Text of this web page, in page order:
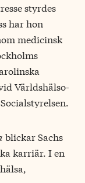
styrdes
har hon
medicinsk
Världshälso­
blickar Sachs
karriär. I en